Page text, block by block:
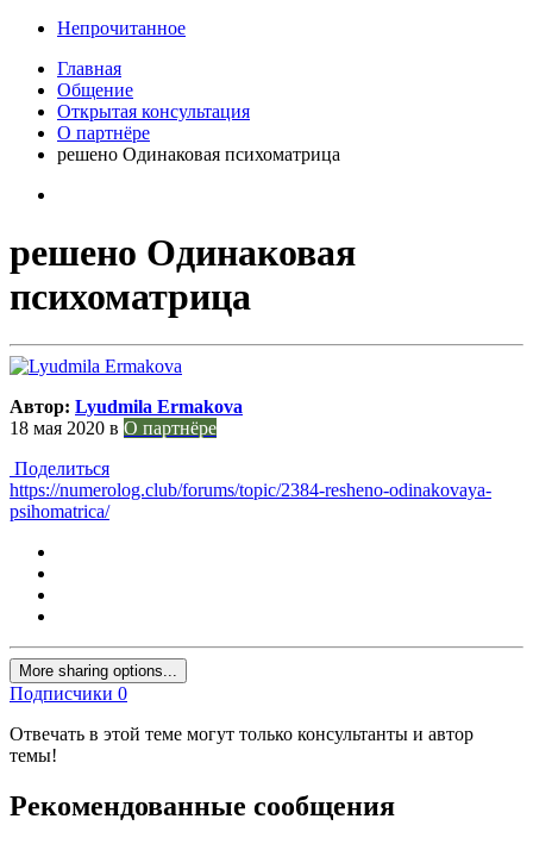
Непрочитанное
Главная
Общение
Открытая консультация
О партнёре
решено Одинаковая психоматрица
решено Одинаковая
психоматрица
Автор: Lyudmila Ermakova
18 мая 2020 в О партнёре
Поделиться
https://numerolog.club/forums/topic/2384-resheno-odinakovaya-
psihomatrica/
More sharing options...
Подписчики 0
Отвечать в этой теме могут только консультанты и автор
темы!
Рекомендованные сообщения